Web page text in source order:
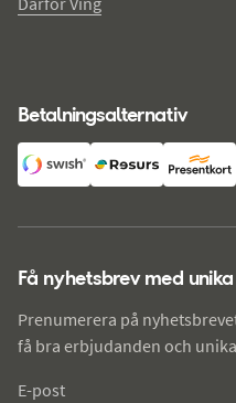
Betalningsalternativ
Få nyhetsbrev med
Prenumerera på
få bra erbjudanden och
E-post